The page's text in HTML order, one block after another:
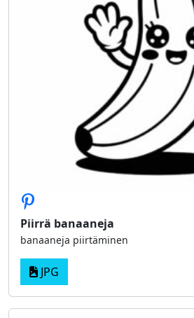
Piirrä banaaneja
banaaneja piirtäminen
JPG